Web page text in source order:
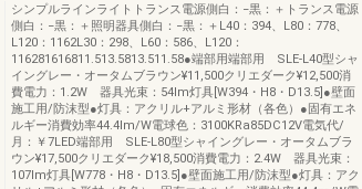
シンプルラインライトトランス電源側白：−黒：＋トランス電源
側白：−黒：＋照明器具側白：−黒：＋L40：394、L80：778、
L120：1162L30：298、L60：586、L120：
116281616811.513.5813.511.58●端部用端部用 SLE-L40型シャ
イングレー・オータムブラウン¥11,500クリエダーク¥12,500消
費電力：1.2W 器具光束：54lm灯具[W394・H8・D13.5]●壁面
施工用/防沫型●灯具：アクリル+アルミ形材（各色）●固有エネ
ルギー消費効率44.4lm/W電球色：3100KRa85DC12V電気代/
月：￥7LED端部用 SLE-L80型シャイングレー・オータムブラ
ウン¥17,500クリエダーク¥18,500消費電力：2.4W 器具光束：
107lm灯具[W778・H8・D13.5]●壁面施工用/防沫型●灯具：アク